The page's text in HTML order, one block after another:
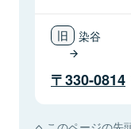
染谷
330-0814